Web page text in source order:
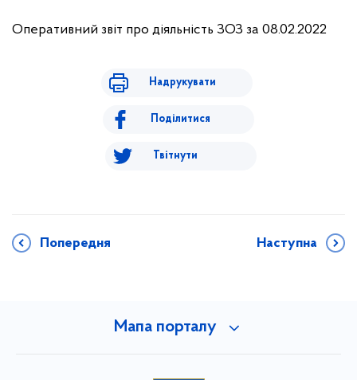
Оперативний звіт про діяльність ЗОЗ за 08.02.2022
Надрукувати
Поділитися
Твітнути
Попередня Наступна
Мапа порталу